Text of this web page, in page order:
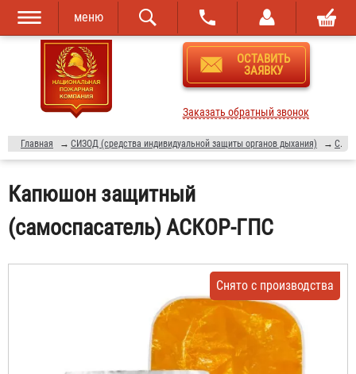
Перейти к
основному
содержанию
Skip to
navigation
меню
ОСТАВИТЬ
ЗАЯВКУ
Заказать обратный звонок
Главная → СИЗОД (средства индивидуальной защиты органов дыхания) → Самоспасатели
Капюшон защитный
(самоспасатель) АСКОР-ГПС
Снято с производства